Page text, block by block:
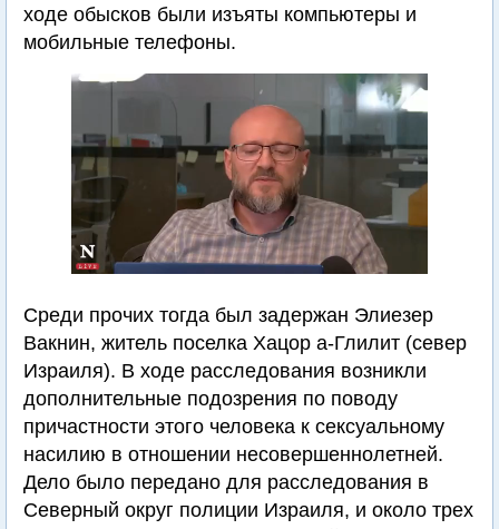
ходе обысков были изъяты компьютеры и
мобильные телефоны.
Среди прочих тогда был задержан Элиезер
Вакнин, житель поселка Хацор а-Глилит (север
Израиля). В ходе расследования возникли
дополнительные подозрения по поводу
причастности этого человека к сексуальному
насилию в отношении несовершеннолетней.
Дело было передано для расследования в
Северный округ полиции Израиля, и около трех